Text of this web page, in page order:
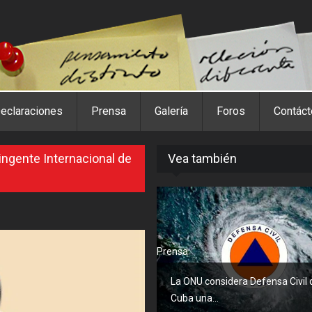
Prensa Galería Foros
Internacional de Vea también
Prensa
La ONU considera Defensa Civil
Cuba una...